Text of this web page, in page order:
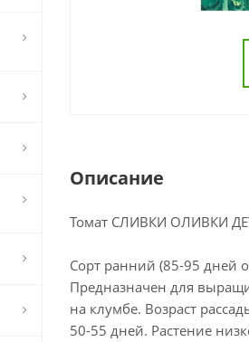
Описание
Томат СЛИВКИ ОЛИВКИ
Сорт ранний (85-95 дней
Предназначен для
на клумбе. Возраст
50-55 дней. Растение